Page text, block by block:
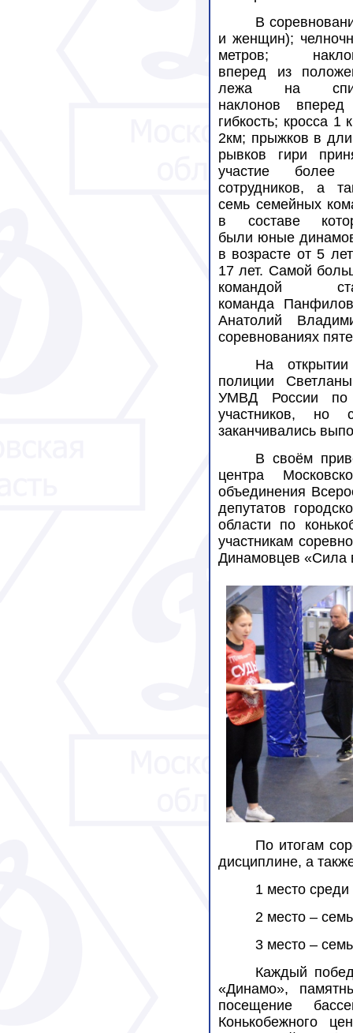
В
и женщин);
метров;
вперед из
лежа на
наклонов
гибкость; кросса 1
2км; прыжков в
рывков гири
участие более
сотрудников, а
семь семейных
в составе
были юные
в возрасте от 5
17 лет. Самой
командой
команда
Анатолий
соревнованиях
На открытии
полиции
УМВД России по
участников, но
заканчивались
В своём
центра
объединения
депутатов
области по
участникам
Динамовцев «Сила
По итогам
дисциплине, а
1 место
2 место –
3 место –
Каждый
«Динамо»,
посещение
Конькобежного